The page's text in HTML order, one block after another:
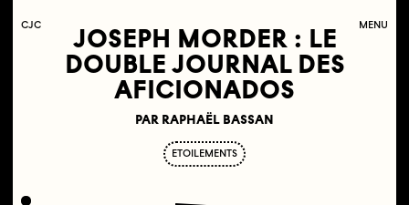
COLLECTIF
JEUNE
C MENU
JOSEPH MORDER : LE
DOUBLE JOURNAL DES
AFICIONADOS
PAR RAPHAËL BASSAN
ETOILEMENTS